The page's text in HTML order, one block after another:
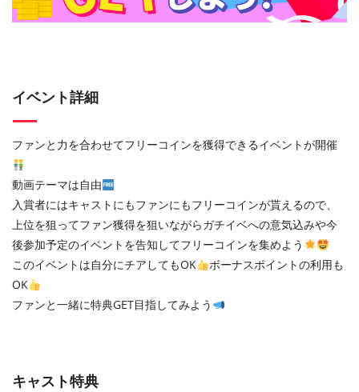
イベント詳細
ファンと力を合わせてフリーコインを獲得できるイベントが開催
動画テーマは自由
入賞者にはキャストにもファンにもフリーコインが貰えるので、
上位を狙ってファン獲得を狙いながらガチイベへの意気込みや今
後参加予定のイベントを告知してフリーコインを集めよう
このイベントは自分にチアしてもOK
ボーナスポイントの利用も
OK
ファンと一緒に特典GET目指してみよう
キャスト特典